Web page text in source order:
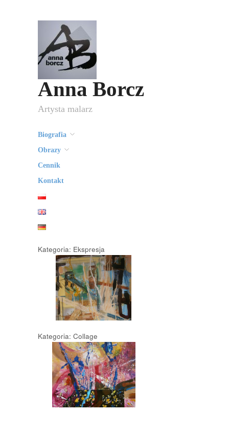
Anna Borcz
Artysta malarz
Biografia
Obrazy
Cennik
Kontakt
Kategoria: Ekspresja
Kategoria: Collage